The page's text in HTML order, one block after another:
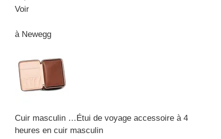
Voir
à Newegg
Cuir masculin …Étui de voyage accessoire à 4
heures en cuir masculin